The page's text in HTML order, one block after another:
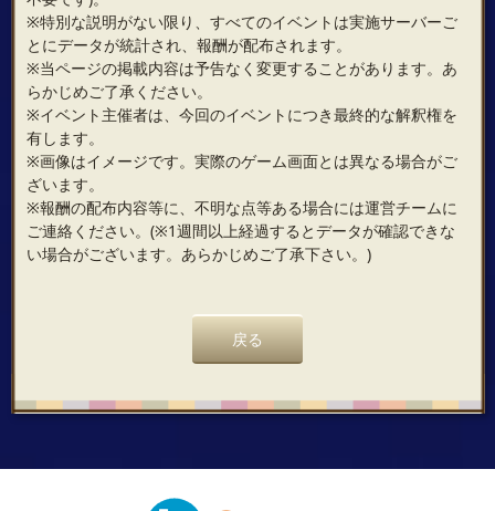
※特別な説明がない限り、すべてのイベントは実施サーバーご
とにデータが統計され、報酬が配布されます。
※当ページの掲載内容は予告なく変更することがあります。あ
らかじめご了承ください。
※イベント主催者は、今回のイベントにつき最終的な解釈権を
有します。
※画像はイメージです。実際のゲーム画面とは異なる場合がご
ざいます。
※報酬の配布内容等に、不明な点等ある場合には運営チームに
ご連絡ください。(※1週間以上経過するとデータが確認できな
い場合がございます。あらかじめご了承下さい。)
戻る